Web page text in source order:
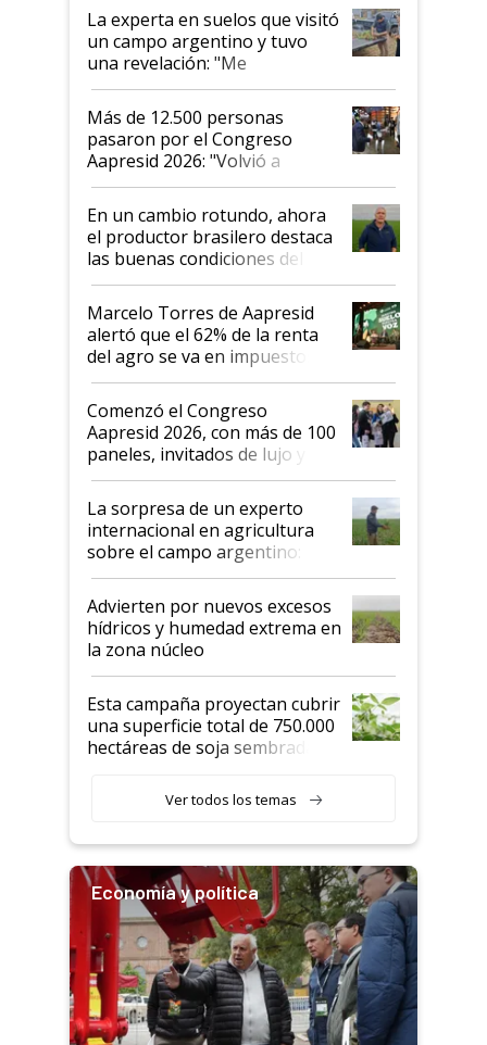
La experta en suelos que visitó
un campo argentino y tuvo
una revelación: "Me
impresionó mucho"
Más de 12.500 personas
pasaron por el Congreso
Aapresid 2026: "Volvió a
demostrar que hablar del
suelo es hablar de todo el
sistema productivo"
En un cambio rotundo, ahora
el productor brasilero destaca
las buenas condiciones del
agro argentino para invertir:
"Los veo más motivados"
Marcelo Torres de Aapresid
alertó que el 62% de la renta
del agro se va en impuestos:
"No es bueno que en
Argentina se sigan discutiendo
las mismas cosas de hace 50
años"
Comenzó el Congreso
Aapresid 2026, con más de 100
paneles, invitados de lujo y
todas las tendencias
La sorpresa de un experto
internacional en agricultura
sobre el campo argentino:
"Estoy muy impresionado"
Advierten por nuevos excesos
hídricos y humedad extrema en
la zona núcleo
Esta campaña proyectan cubrir
una superficie total de 750.000
hectáreas de soja sembradas
variedades que marcan un
salto tecnológico en genética y
Ver todos los temas
Economía y política